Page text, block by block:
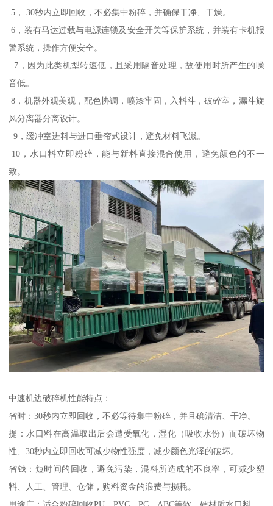
5， 30秒内立即回收，不必集中粉碎，并确保干净、干燥。
6，装有马达过载与电源连锁及安全开关等保护系统，并装有卡机报
警系统，操作方便安全。
7，因为此类机型转速低，且采用隔音处理，故使用时所产生的噪
音低。
8，机器外观美观，配色协调，喷漆牢固，入料斗，破碎室，漏斗旋
风分离器分离设计。
9，缓冲室进料与进口垂帘式设计，避免材料飞溅。
10，水口料立即粉碎，能与新料直接混合使用，避免颜色的不一
致。
中速机边破碎机性能特点：
省时：30秒内立即回收，不必等待集中粉碎，并且确清洁、干净。
提：水口料在高温取出后会遭受氧化，湿化（吸收水份）而破坏物
性、30秒内立即回收可减少物性强度，减少颜色光泽的破坏。
省钱：短时间的回收，避免污染，混料所造成的不良率，可减少塑
料、人工、管理、仓储，购料资金的浪费与损耗。